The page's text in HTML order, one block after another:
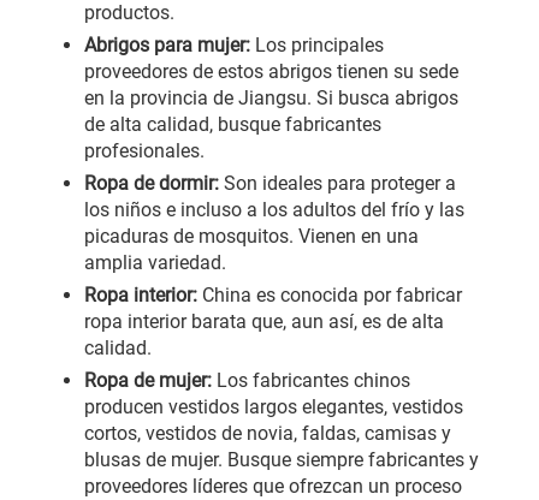
productos.
Abrigos para mujer: Los principales
proveedores de estos abrigos tienen su sede
en la provincia de Jiangsu. Si busca abrigos
de alta calidad, busque fabricantes
profesionales.
Ropa de dormir: Son ideales para proteger a
los niños e incluso a los adultos del frío y las
picaduras de mosquitos. Vienen en una
amplia variedad.
Ropa interior: China es conocida por fabricar
ropa interior barata que, aun así, es de alta
calidad.
Ropa de mujer: Los fabricantes chinos
producen vestidos largos elegantes, vestidos
cortos, vestidos de novia, faldas, camisas y
blusas de mujer. Busque siempre fabricantes y
proveedores líderes que ofrezcan un proceso